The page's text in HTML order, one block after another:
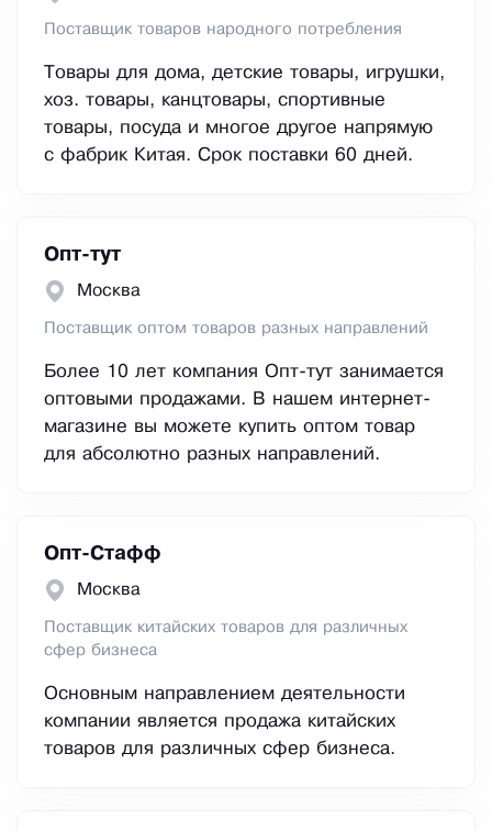
Поставщик товаров народного потребления
Товары для дома, детские товары, игрушки,
хоз. товары, канцтовары, спортивные
товары, посуда и многое другое напрямую
с фабрик Китая. Срок поставки 60 дней.
Опт-тут
Москва
Поставщик оптом товаров разных направлений
Более 10 лет компания Опт-тут занимается
оптовыми продажами. В нашем интернет-
магазине вы можете купить оптом товар
для абсолютно разных направлений.
Опт-Стафф
Москва
Поставщик китайских товаров для различных
сфер бизнеса
Основным направлением деятельности
компании является продажа китайских
товаров для различных сфер бизнеса.